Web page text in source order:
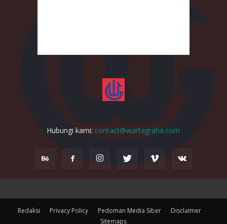
Hubungi kami: contact@wartagraha.com
Redaksi Privacy Policy Pedoman Media Siber
Disclaimer
Sitemaps